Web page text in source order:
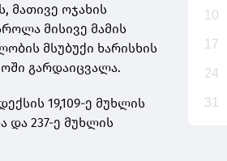
მათივე ოჯახის
მისივე მამის
მსუბუქი ხარისხის
გარდაიცვალა.
19,109-ე მუხლის
და 237-ე მუხლის
10
17
24
31